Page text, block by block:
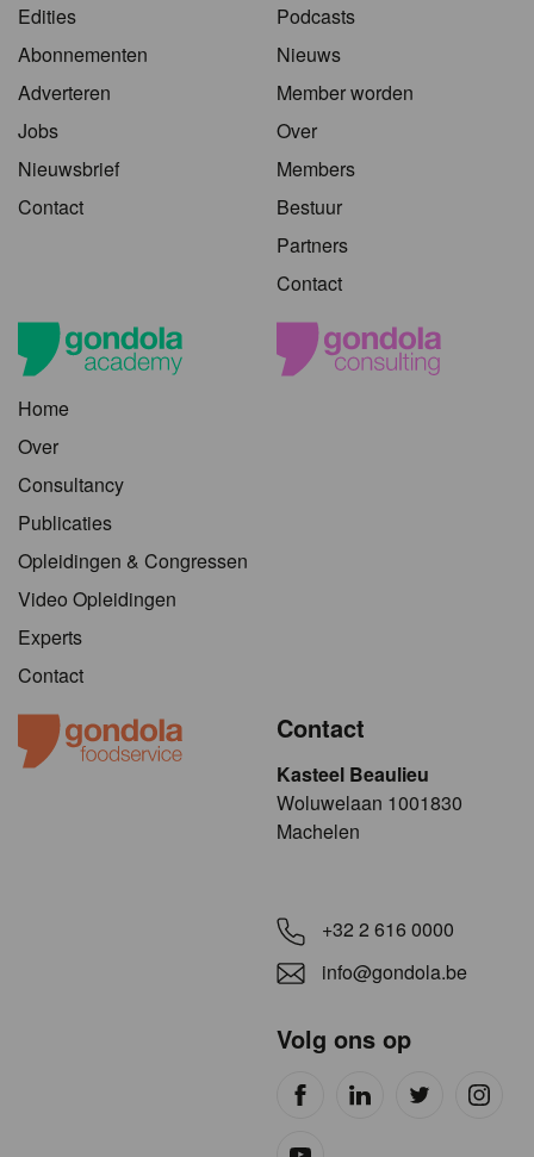
Edities
Abonnementen
Adverteren
Jobs
Nieuwsbrief
Contact
Podcasts
Nieuws
Member worden
Over
Members
Bestuur
Partners
Contact
Home
Over
Consultancy
Publicaties
Opleidingen & Congressen
Video Opleidingen
Experts
Contact
Contact
Kasteel Beaulieu
​​​Woluwelaan 1001830
Machelen
+32 2 616 0000
info@gondola.be
Volg ons op